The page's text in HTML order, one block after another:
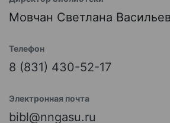
Мовчан Светлана
Телефон
8 (831) 430-52-17
Электронная почта
bibl@nngasu.ru